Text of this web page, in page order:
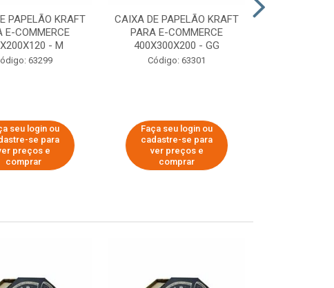
PAPELÃO KRAFT
E-COMMERCE
- M
63299
seu login ou
se para
preços e
comprar
CAIXA DE PAPELÃO KRAFT
PARA E-COMMERCE
400X300X200 - GG
Código: 63301
Faça seu login ou
cadastre-se para
ver preços e
comprar